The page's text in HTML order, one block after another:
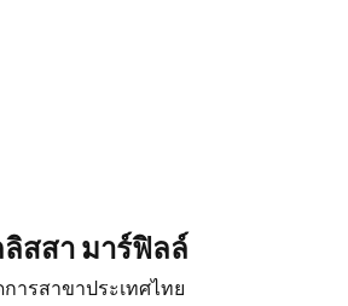
สสา มาร์ฟิลล์
การสาขาประเทศไทย